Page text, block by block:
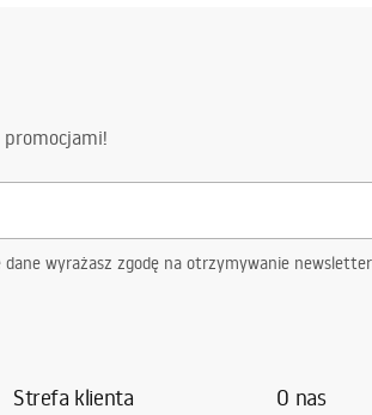
promocjami!
dane wyrażasz zgodę na otrzymywanie
Strefa klienta O nas